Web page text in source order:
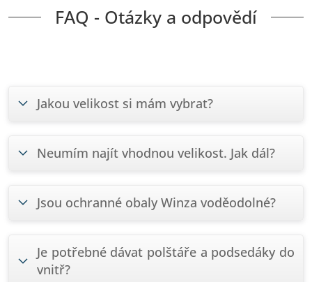
FAQ - Otázky a odpovědí
Jakou velikost si mám vybrat?
Neumím najít vhodnou velikost. Jak dál?
Jsou ochranné obaly Winza voděodolné?
Je potřebné dávat polštáře a podsedáky do
vnitř?